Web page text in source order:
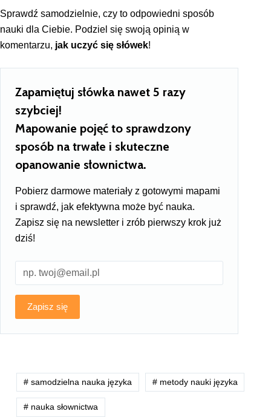
Sprawdź samodzielnie, czy to odpowiedni sposób
nauki dla Ciebie. Podziel się swoją opinią w
komentarzu, jak uczyć się słówek!
Zapamiętuj słówka nawet 5 razy
szybciej!
Mapowanie pojęć to sprawdzony
sposób na trwałe i skuteczne
opanowanie słownictwa.
Pobierz darmowe materiały z gotowymi mapami
i sprawdź, jak efektywna może być nauka.
Zapisz się na newsletter i zrób pierwszy krok już
dziś!
Zapisz się
# samodzielna nauka języka # metody nauki języka
# nauka słownictwa